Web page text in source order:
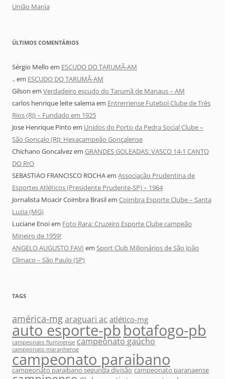
União Mania
ÚLTIMOS COMENTÁRIOS
Sérgio Mello em ESCUDO DO TARUMÃ-AM
..em ESCUDO DO TARUMÃ-AM
Gilson em Verdadeiro escudo do Tarumã de Manaus – AM
carlos henrique leite salemaem Entrerriense Futebol Clube de Três
Rios (RJ) – Fundado em 1925
Jose Henrique Pinto em Unidos do Porto da Pedra Social Clube –
São Gonçalo (RJ): Hexacampeão Gonçalense
Chichano Goncalvezem GRANDES GOLEADAS: VASCO 14-1 CANTO
DO RIO
SEBASTIAO FRANCISCO ROCHAem Associação Prudentina de
Esportes Atléticos (Presidente Prudente-SP) – 1964
Jornalista Moacir Coimbra Brasilem Coimbra Esporte Clube – Santa
Luzia (MG)
Luciane Enoiem Foto Rara: Cruzeiro Esporte Clube campeão
Mineiro de 1959!
ANGELO AUGUSTO FAVI em Sport Club Milionários de São João
Clímaco – São Paulo (SP)
TAGS
américa-mgaraguari ac atlético-mg
auto esporte-pbbotafogo-pb
campeonato fluminense campeonato gaúcho
campeonato maranhense
campeonato paraibano
campeonato paraibano segunda divisão campeonato paranaense